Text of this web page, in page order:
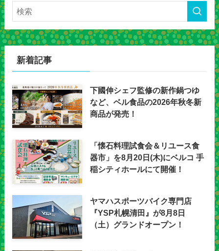
新着記事
下國伸シェフ監修の新作鍋つゆ
など、ベル食品の2026年秋冬新
商品が発売！
「懐石料理試食会＆リユース食
器市」を8月20日(木)にベルコ 手
稲シティホールにて開催！
ヤマハスポーツバイク専門店
『YSP札幌清田』が8月8日
（土）グランドオープン！